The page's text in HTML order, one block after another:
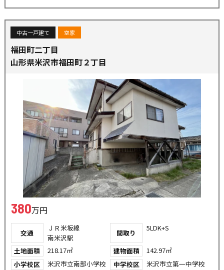
中古一戸建て 空家
福田町二丁目
山形県米沢市福田町２丁目
380万円
交通
ＪＲ米坂線
南米沢駅
間取り
5LDK+S
土地面積 218.17㎡ 建物面積
142.97㎡
小学校区
米沢市立南部小学校 中学校区
米沢市立第一中学校